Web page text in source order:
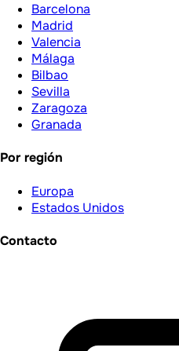
Barcelona
Madrid
Valencia
Málaga
Bilbao
Sevilla
Zaragoza
Granada
Por región
Europa
Estados Unidos
Contacto